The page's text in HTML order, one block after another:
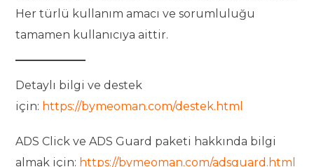
Her türlü kullanım amacı ve sorumluluğu
tamamen kullanıcıya aittir.
Detaylı bilgi ve destek
için: https://bymeoman.com/destek.html
ADS Click ve ADS Guard paketi hakkında bilgi
almak için: https://bymeoman.com/adsguard.html